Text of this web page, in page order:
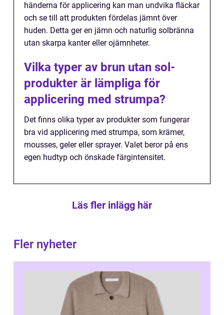
händerna för applicering kan man undvika fläckar
och se till att produkten fördelas jämnt över
huden. Detta ger en jämn och naturlig solbränna
utan skarpa kanter eller ojämnheter.
Vilka typer av brun utan sol-
produkter är lämpliga för
applicering med strumpa?
Det finns olika typer av produkter som fungerar
bra vid applicering med strumpa, som krämer,
mousses, geler eller sprayer. Valet beror på ens
egen hudtyp och önskade färgintensitet.
Läs fler inlägg här
Fler nyheter